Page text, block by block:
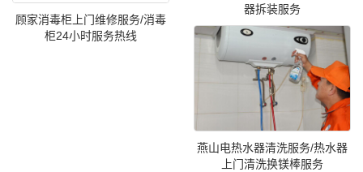
顾家消毒柜上门维修服务/消毒
柜24小时服务热线
器拆装服务
燕山电热水器清洗服务/热水器
上门清洗换镁棒服务